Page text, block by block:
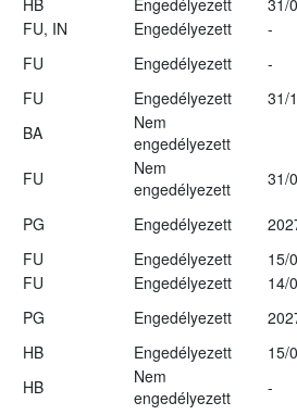
HB Engedélyezett
31/
FU, IN Engedélyezett
-
FU Engedélyezett
-
FU Engedélyezett
31/
BA
Nem
engedélyezett
FU
Nem
engedélyezett
31/
PG Engedélyezett
FU Engedélyezett
15/
FU Engedélyezett
14/
PG Engedélyezett
HB Engedélyezett
15/
HB
Nem
engedélyezett
-